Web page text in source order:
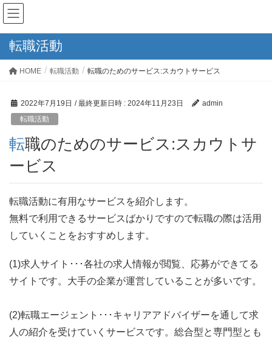
転職活動
HOME 転職活動 転職のためのサービス:スカウトサービス
2022年7月19日 / 最終更新日時 : 2024年11月23日
admin
転職活動
転職のためのサービス:スカウトサ
ービス
転職活動に有用なサービスを紹介します。
無料で利用できるサービスばかりですので転職の際は活用
していくことをおすすめします。
(1)求人サイト･･･各社の求人情報が閲覧、応募ができてる
サイトです。大手の企業が運営していることが多いです。
(2)転職エージェント･･･キャリアアドバイザーを通して求
人の紹介を受けていくサービスです。総合型と専門型とも